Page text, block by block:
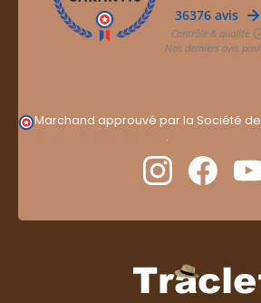
Marchand approuvé par la Société
.